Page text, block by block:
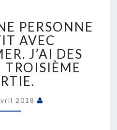
JE
SUIS
UNE
PERSONNE
QUI
VIT
L’ALZHEIMER.
J’AI
PERSONNE
AVEC
J’AI DES
TROISIÈME
2018